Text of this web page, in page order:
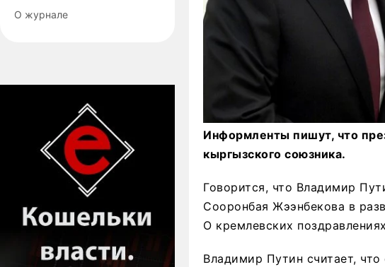
О журнале
Информленты пишут, что
кыргызского союзника.
Говорится, что Владимир
Сооронбая Жээнбекова в
О кремлевских
Владимир Путин считает,